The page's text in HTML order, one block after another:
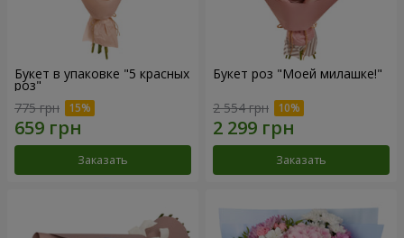
Букет в упаковке "5 красных
роз"
775 грн
Заказать
Букет роз "Моей милашке!"
2 554 грн
Заказать